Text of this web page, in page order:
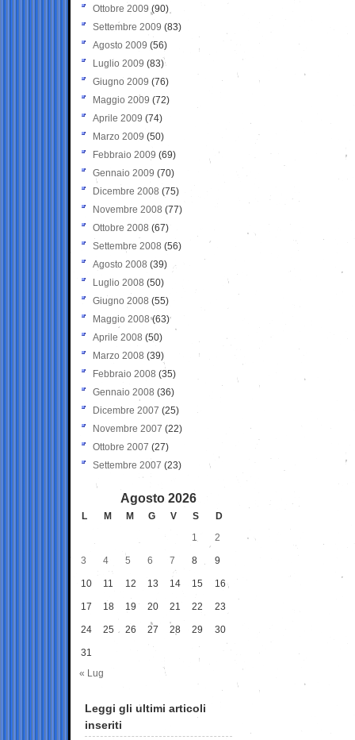
Ottobre 2009 (90)
Settembre 2009 (83)
Agosto 2009 (56)
Luglio 2009 (83)
Giugno 2009 (76)
Maggio 2009 (72)
Aprile 2009 (74)
Marzo 2009 (50)
Febbraio 2009 (69)
Gennaio 2009 (70)
Dicembre 2008 (75)
Novembre 2008 (77)
Ottobre 2008 (67)
Settembre 2008 (56)
Agosto 2008 (39)
Luglio 2008 (50)
Giugno 2008 (55)
Maggio 2008(63)
Aprile 2008 (50)
Marzo 2008 (39)
Febbraio 2008 (35)
Gennaio 2008 (36)
Dicembre 2007 (25)
Novembre 2007 (22)
Ottobre 2007 (27)
Settembre 2007 (23)
Agosto 2026
L M M G V S
D
1
2
3 4 5 6 7 8 9
10 11 12 13 14 15 16
17 18 19 20 21 22 23
24 25 26 27 28 29 30
31
« Lug
Leggi gli ultimi articoli
inseriti